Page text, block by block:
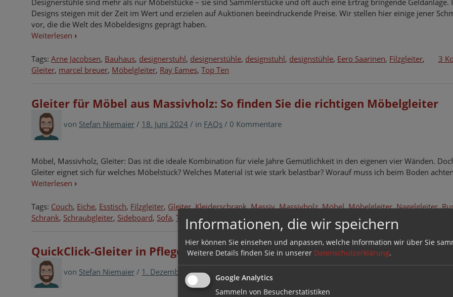
Designerstühle sind mehr als nur Möbelstücke – sie sind Sammlerstücke und oft auch eine Ertrag bringende Geldanlage.
Designs steigen mit der Zeit im Wert und erzielen auf Auktionen beeindruckende Preise. Wir stellen hier einige jener
vor, die die Welt des Möbeldesigns geprägt haben.
Weiterlesen ›
Tags: Arne Jacobsen, Bauhaus, designerstuhl, designerstühle, designstuhl, designstühle, Eero Saarinen, Filzgleiter,
Gleiter, marcel breuer, Möbelgleiter, Ray Eames, Top Ten
3
Gleiter für Möbel aus Massivholz: So finden Sie die richtigen Möbelgleiter
von Stefan Niemaier / 18. Juni 2024 / in FAQs / 0 Kommentare
Möbel, Massivholz, Gleiter: Das ist die ideale Kombination für viele Jahre Gemütlichkeit in den eigenen vier Wänden.
Gleiter eignet sich für welches Möbelstück? Welches Material ist wie stark belastbar? Worauf muss ich beim Boden
Weiterlesen ›
Tags: Couch, Eiche, Esstisch, Filzgleiter, Gleiter,Kleiderschrank,Massiv,Massivholz,Möbel,Möbelgleiter,Nagelgleiter,
Schrank, Schraubgleiter, Sideboard, Sofa, Tisch Wollfilz
QuickClick-Gleiter in Pflegebetrieben: Entlastung für die Schwächsten
von Stefan Niemaier / 1. Dezember 2017/
Informationen, die wir speichern
Hier können Sie einsehen und anpassen, welche Information wir über Sie
Weitere Details finden Sie in unserer Datenschutzerklärung.
Google Analytics
Sammeln von Besucherstatistiken